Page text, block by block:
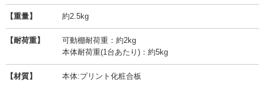
【重量】 約2.5kg
【耐荷重】
可動棚耐荷重：約2kg
本体耐荷重(1台あたり)：約5kg
【材質】 本体:プリント化粧合板